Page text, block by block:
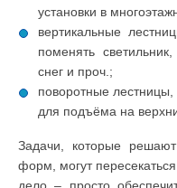
установки в
вертикальные
поменять
снег и проч.;
поворотные
для подъёма на
Задачи, которые
форм, могут